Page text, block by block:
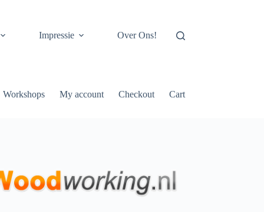
Impressie Over Ons!
Workshops My account Checkout Cart